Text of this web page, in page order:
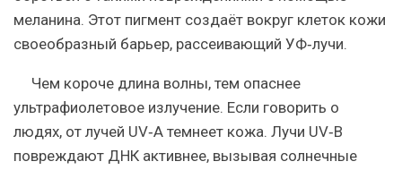
меланина. Этот пигмент создаёт вокруг клеток кожи
своеобразный барьер, рассеивающий УФ‑лучи.
Чем короче длина волны, тем опаснее
ультрафиолетовое излучение. Если говорить о
людях, от лучей UV‑A темнеет кожа. Лучи UV‑B
повреждают ДНК активнее, вызывая солнечные